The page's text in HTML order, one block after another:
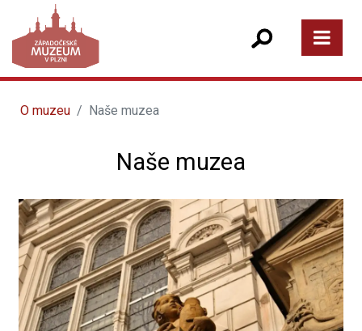
O muzeu Naše muzea
Naše muzea